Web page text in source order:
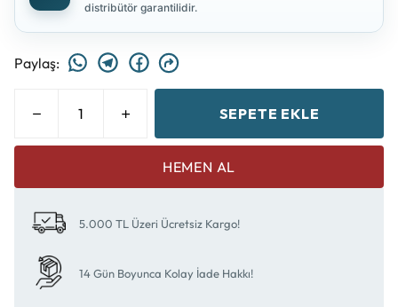
distribütör garantilidir.
Paylaş:
SEPETE EKLE
HEMEN AL
5.000 TL Üzeri Ücretsiz Kargo!
14 Gün Boyunca Kolay İade Hakkı!